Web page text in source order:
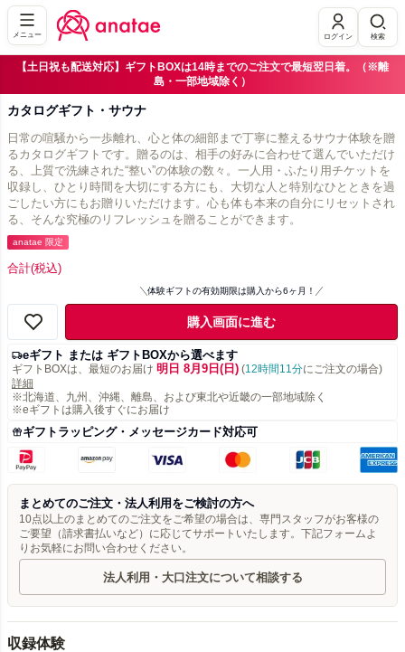
メニュー ログイン 検索
【土日祝も配送対応】ギフトBOXは14時までのご注文で最短翌日着。（※離
島・一部地域除く）
カタログギフト・サウナ
日常の喧騒から一歩離れ、心と体の細部まで丁寧に整えるサウナ体験を贈
るカタログギフトです。贈るのは、相手の好みに合わせて選んでいただけ
る、上質で洗練された“整い”の体験の数々。一人用・ふたり用チケットを
収録し、ひとり時間を大切にする方にも、大切な人と特別なひとときを過
ごしたい方にもお贈りいただけます。心も体も本来の自分にリセットされ
る、そんな究極のリフレッシュを贈ることができます。
anatae 限定
合計(税込)
体験ギフトの有効期限は購入から6ヶ月！
購入画面に進む
eギフト または ギフトBOXから選べます
ギフトBOXは、最短のお届け 明日 8月9日(日) (12時間11分にご注文の場合)
詳細
※北海道、九州、沖縄、離島、および東北や近畿の一部地域除く
※eギフトは購入後すぐにお届け
ギフトラッピング・メッセージカード対応可
まとめてのご注文・法人利用をご検討の方へ
10点以上のまとめてのご注文をご希望の場合は、専門スタッフがお客様の
ご要望（請求書払いなど）に応じてサポートいたします。下記フォームよ
りお気軽にお問い合わせください。
法人利用・大口注文について相談する
収録体験